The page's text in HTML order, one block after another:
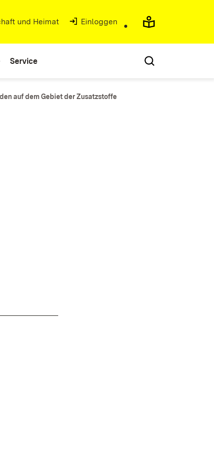
und Heimat (Öffnet in neuem Fenster)
Einloggen
Service
auf dem Gebiet der Zusatzstoffe